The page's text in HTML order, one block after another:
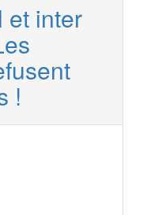
et inter
!